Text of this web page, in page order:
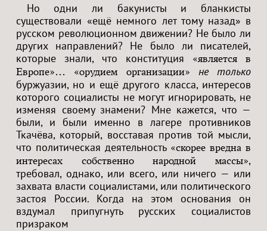
Но одни ли бакунисты и бланкисты
существовали «ещё немного лет тому назад» в
русском революционном движении? Не было ли
других направлений? Не было ли писателей,
которые знали, что конституция
«является в
Европе»… «орудием организации»
не только
буржуазии, но и ещё другого класса, интересов
которого социалисты не могут игнорировать, не
изменяя своему знамени? Мне кажется, что —
были, и были именно в лагере противников
Ткачёва, который, восставая против той мысли,
что политическая деятельность «скорее вредна в
интересах собственно народной массы»,
требовал, однако, или всего, или ничего — или
захвата власти социалистами, или политического
застоя России. Когда на этом основания он
вздумал припугнуть русских социалистов
призраком